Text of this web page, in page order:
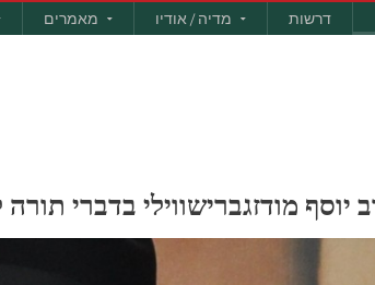
מאמרים מדיה / אודיו דרשות
יוסף מודזגברישווילי בדברי